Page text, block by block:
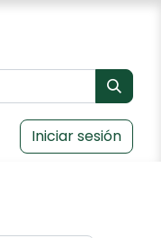
Iniciar sesión